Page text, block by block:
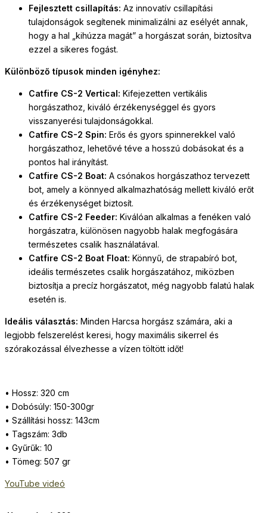
Fejlesztett csillapítás: Az innovatív csillapítási
tulajdonságok segítenek minimalizálni az esélyét annak,
hogy a hal „kihúzza magát” a horgászat során, biztosítva
ezzel a sikeres fogást.
Különböző típusok minden igényhez:
Catfire CS-2 Vertical: Kifejezetten vertikális
horgászathoz, kiváló érzékenységgel és gyors
visszanyerési tulajdonságokkal.
Catfire CS-2 Spin: Erős és gyors spinnerekkel való
horgászathoz, lehetővé téve a hosszú dobásokat és a
pontos hal irányítást.
Catfire CS-2 Boat: A csónakos horgászathoz tervezett
bot, amely a könnyed alkalmazhatóság mellett kiváló erőt
és érzékenységet biztosít.
Catfire CS-2 Feeder: Kiválóan alkalmas a fenéken való
horgászatra, különösen nagyobb halak megfogására
természetes csalik használatával.
Catfire CS-2 Boat Float: Könnyű, de strapabíró bot,
ideális természetes csalik horgászatához, miközben
biztosítja a precíz horgászatot, még nagyobb falatú halak
esetén is.
Ideális választás: Minden Harcsa horgász számára, aki a
legjobb felszerelést keresi, hogy maximális sikerrel és
szórakozással élvezhesse a vízen töltött időt!
• Hossz: 320 cm
• Dobósúly: 150-300gr
• Szállítási hossz: 143cm
• Tagszám: 3db
• Gyűrűk: 10
• Tömeg: 507 gr
YouTube videó